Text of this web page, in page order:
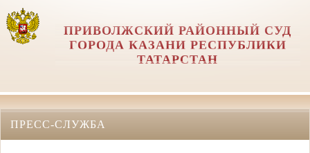
ПРИВОЛЖСКИЙ РАЙОННЫЙ СУД
ГОРОДА КАЗАНИ РЕСПУБЛИКИ
ТАТАРСТАН
ПРЕСС-СЛУЖБА